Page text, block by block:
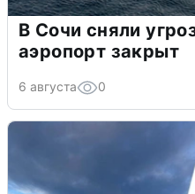
В Сочи сняли
аэропорт закрыт
6 августа 0